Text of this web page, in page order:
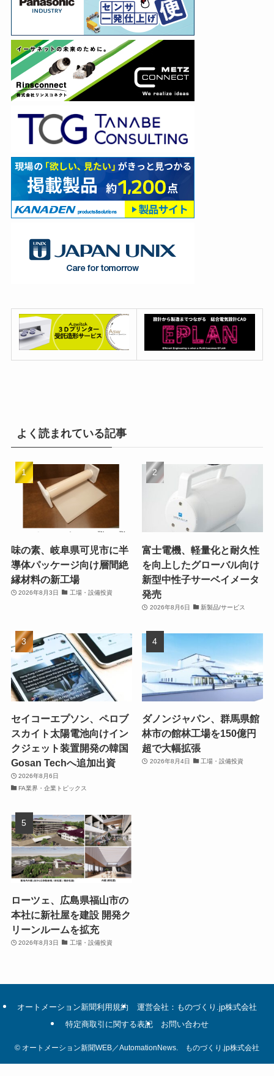
よく読まれている記事
味の素、岐阜県可児市に半
導体パッケージ向け層間絶
縁材料の新工場
2026年8月3日 工場・設備投資
富士電機、軽量化と耐久性
を向上したグローバル向け
新型中性子サーベイメータ
発売
2026年8月6日 新製品/サービス
セイコーエプソン、ペロブ
スカイト太陽電池向けイン
クジェット装置開発の韓国
Gosan Techへ追加出資
2026年8月6日
FA業界・企業トピックス
ダノンジャパン、群馬県館
林市の館林工場を150億円
超で大幅拡張
2026年8月4日 工場・設備投資
ローツェ、広島県福山市の
本社に新社屋を建設 開発ク
リーンルームを拡充
2026年8月3日 工場・設備投資
オートメーション新聞利用規約
運営会社：ものづくり.jp株式会社
特定商取引に関する表記
お問い合わせ
© オートメーション新聞WEB／AutomationNews. ものづくり.jp株式会社